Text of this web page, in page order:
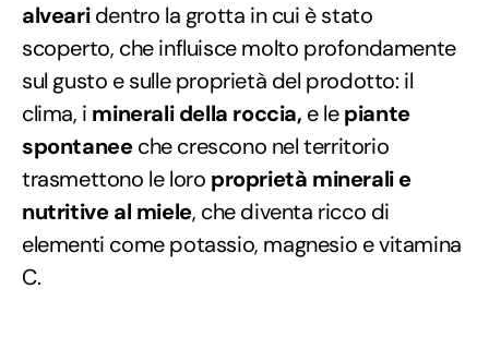
alvearidentro la grotta in cui è stato
scoperto, che influisce molto profondamente
sul gusto e sulle proprietà del prodotto: il
clima, i minerali della roccia, e lepiante
spontaneeche crescono nel territorio
trasmettono le loro proprietà minerali e
nutritive al miele, che diventa ricco di
elementi come potassio, magnesio e vitamina
C.